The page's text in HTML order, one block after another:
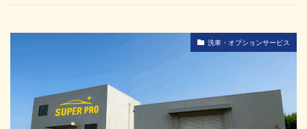
洗車・オプションサービス